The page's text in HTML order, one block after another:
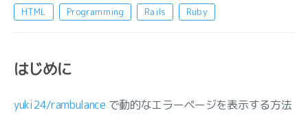
HTML
Programming Rails Ruby
はじめに
yuki24/rambulance で動的なエラーページを表示する方法